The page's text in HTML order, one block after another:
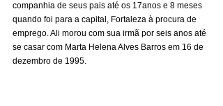
companhia de seus pais até os 17anos e 8 meses
quando foi para a capital, Fortaleza à procura de
emprego. Ali morou com sua irmã por seis anos até
se casar com Marta Helena Alves Barros em 16 de
dezembro de 1995.